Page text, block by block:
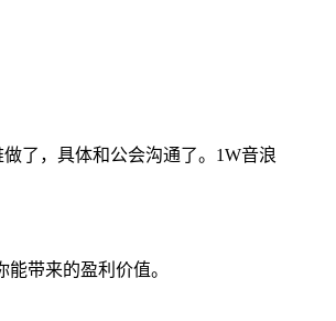
了，具体和公会沟通了。1W音浪
带来的盈利价值。